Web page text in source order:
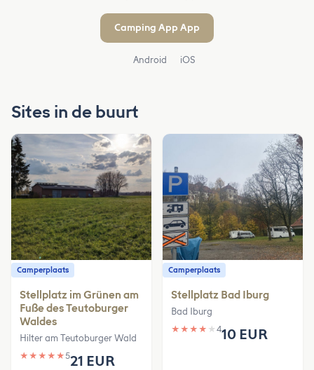
Camping App App
Android iOS
Sites in de buurt
Camperplaats
Stellplatz im Grünen am
Fuße des Teutoburger
Waldes
Hilter am Teutoburger Wald
★ ★ ★ ★ ★521 EUR
Camperplaats
Stellplatz Bad Iburg
Bad Iburg
★ ★ ★ ★ ★ 410 EUR